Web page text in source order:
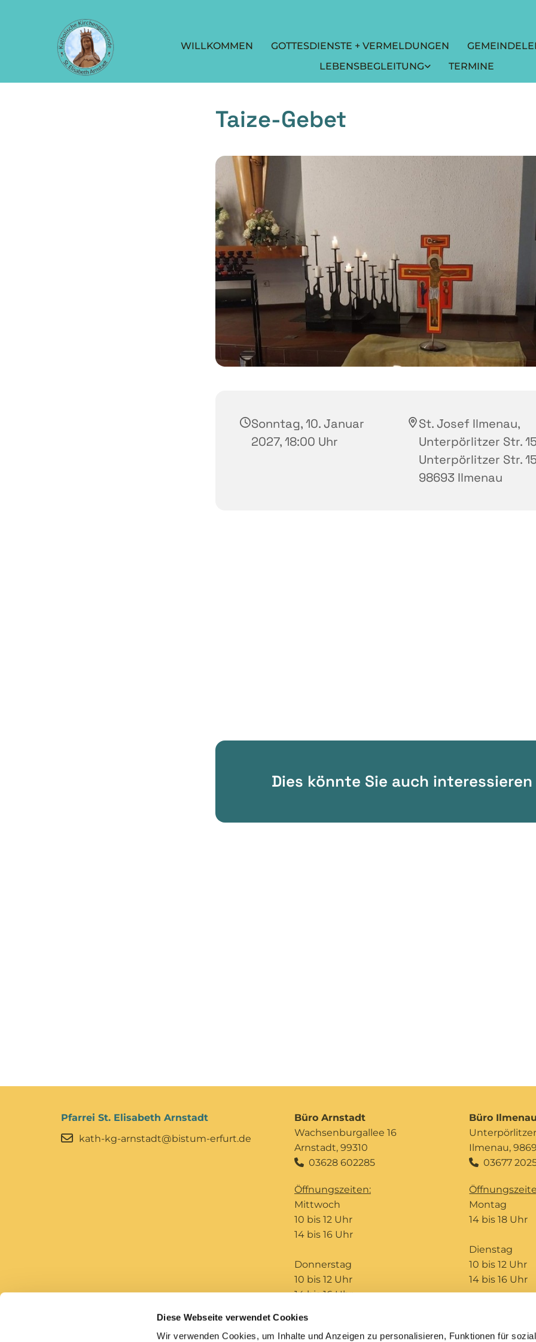
Diese Webseite verwendet Cookies
Wir verwenden Cookies, um Inhalte und Anzeigen zu personalisieren, Funktionen für
WILLKOMMEN GOTTESDIENSTE + VERMELDUNGEN
LEBENSBEGLEITUNG
TERMINE
Taize-Gebet
Sonntag, 10. Januar
2027, 18:00 Uhr
St. Josef Ilmenau,
Unterpörlitzer Str.
Unterpörlitzer Str.
98693 Ilmenau
Dies könnte Sie auch interessieren
Pfarrei St. Elisabeth Arnstadt
kath-kg-arnstadt@bistum-erfurt.de
Büro Arnstadt
Wachsenburgallee 16
Arnstadt, 99310
03628 602285
Öffnungszeiten:
Mittwoch
10 bis 12 Uhr
14 bis 16 Uhr
Donnerstag
10 bis 12 Uhr
14 bis 16 Uhr
Büro
Unterpörlitzer
Ilmenau,
 03677
Montag
14 bis 18 Uhr
Dienstag
10 bis 12 Uhr
14 bis 16 Uhr
Caritas Erfurt Telefonseelsorge Bildungshaus St. Ursula